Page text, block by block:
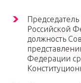
Российской
должность
Федерации